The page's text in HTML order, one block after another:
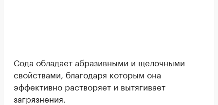
Сода обладает абразивными и щелочными
свойствами, благодаря которым она
эффективно растворяет и вытягивает
загрязнения.